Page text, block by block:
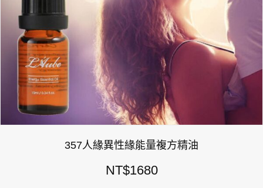
357人緣異性緣能量複方精油
NT$1680